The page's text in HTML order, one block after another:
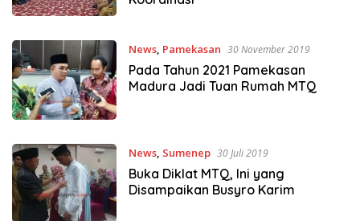
News, Pamekasan 30 November 2019
Pada Tahun 2021 Pamekasan
Madura Jadi Tuan Rumah MTQ
News, Sumenep 30 Juli 2019
Buka Diklat MTQ, Ini yang
Disampaikan Busyro Karim